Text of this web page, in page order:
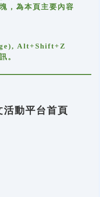
，為本頁主要內容
Alt+Shift+Z
。
動平台首頁